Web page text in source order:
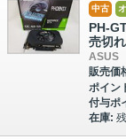
中古
PH-
売切
ASUS
販売価
ポイン
付与ポ
在庫: